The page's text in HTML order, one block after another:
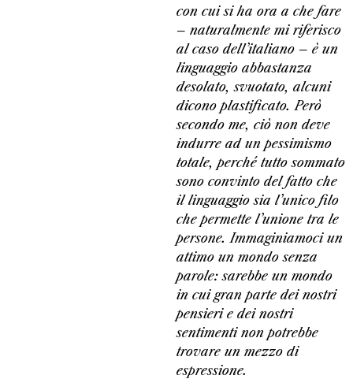
con cui si ha ora a che fare
– naturalmente mi riferisco
al caso dell’italiano – è un
linguaggio abbastanza
desolato, svuotato, alcuni
dicono plastificato. Però
secondo me, ciò non deve
indurre ad un pessimismo
totale, perché tutto sommato
sono convinto del fatto che
il linguaggio sia l’unico filo
che permette l’unione tra le
persone. Immaginiamoci un
attimo un mondo senza
parole: sarebbe un mondo
in cui gran parte dei nostri
pensieri e dei nostri
sentimenti non potrebbe
trovare un mezzo di
espressione.